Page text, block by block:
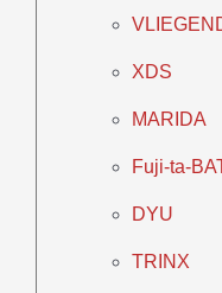
XDS
MARIDA
Fuji-ta-
DYU
TRINX